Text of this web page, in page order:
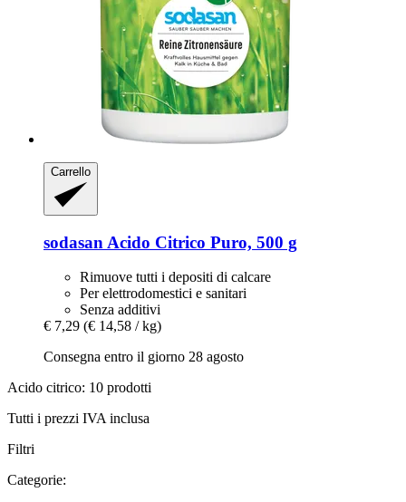
Carrello
sodasan Acido Citrico Puro, 500 g
Rimuove tutti i depositi di calcare
Per elettrodomestici e sanitari
Senza additivi
€ 7,29 (€ 14,58 / kg)
Consegna entro il giorno 28 agosto
Acido citrico: 10 prodotti
Tutti i prezzi IVA inclusa
Filtri
Categorie: